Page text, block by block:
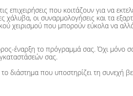
επιχειρήσεις που κοιτάζουν για να
οι συναρμολογήσεις και τα
χειρισμού που μπορούν εύκολα να
έναρξη το πρόγραμμά σας. Όχι μόνο
σας.
διάστημα που υποστηρίζει τη συνεχή